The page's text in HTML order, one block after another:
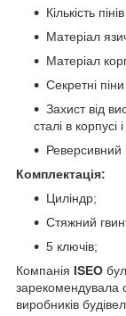
Кількість
Матеріал
Матеріал
Секретні
Захист від
сталі в корпусі
Реверсивний
Комплектація:
Циліндр;
Стяжний
5 ключів;
Компанія ISEO
зарекомендувала
виробників